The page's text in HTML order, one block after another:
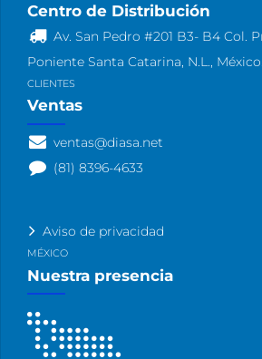
Centro de Distribución
Av. San Pedro #201 B3- B4 Col.
Poniente Santa Catarina, N.L.,
CLIENTES
Ventas
ventas@diasa.net
(81) 8396-4633
Aviso de privacidad
MÉXICO
Nuestra presencia